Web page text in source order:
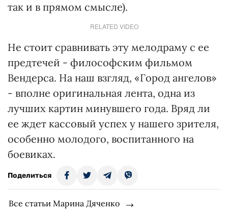
так и в прямом смысле).
RELATED VIDEO
Не стоит сравнивать эту мелодраму с ее
предтечей - философским фильмом
Вендерса. На наш взгляд, «Город ангелов»
- вполне оригинальная лента, одна из
лучших картин минувшего года. Вряд ли
ее ждет кассовый успех у нашего зрителя,
особенно молодого, воспитанного на
боевиках.
Поделиться
Все статьи Марина Дяченко